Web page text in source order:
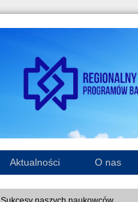
Aktualności O nas